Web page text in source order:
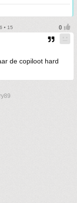
• 15
de copiloot hard